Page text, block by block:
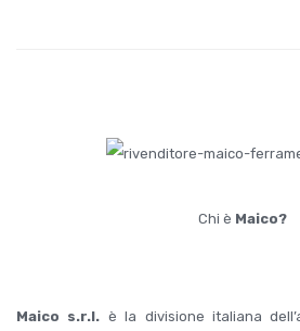
Chi è Maico?
Maico s.r.l. è la divisione italiana